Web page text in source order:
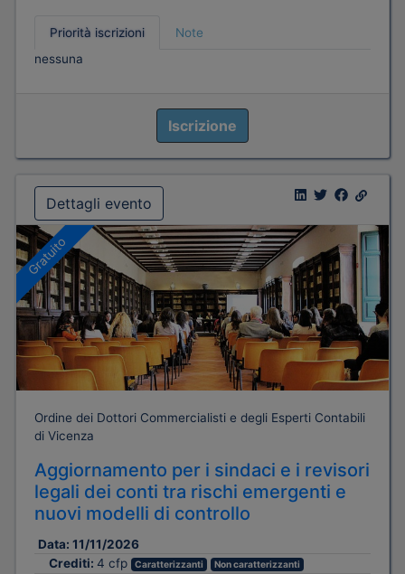
Priorità iscrizioni
Note
nessuna
Iscrizione
Dettagli evento
Gratuito
Ordine dei Dottori Commercialisti e degli Esperti Contabili
di Vicenza
Aggiornamento per i sindaci e i revisori
legali dei conti tra rischi emergenti e
nuovi modelli di controllo
Data: 11/11/2026
Crediti: 4 cfp Caratterizzanti Non caratterizzanti